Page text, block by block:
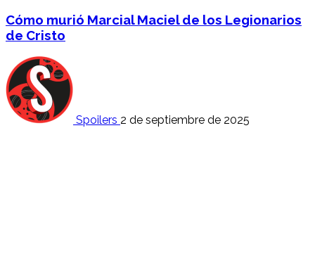
Cómo murió Marcial Maciel de los Legionarios
de Cristo
Spoilers 2 de septiembre de 2025